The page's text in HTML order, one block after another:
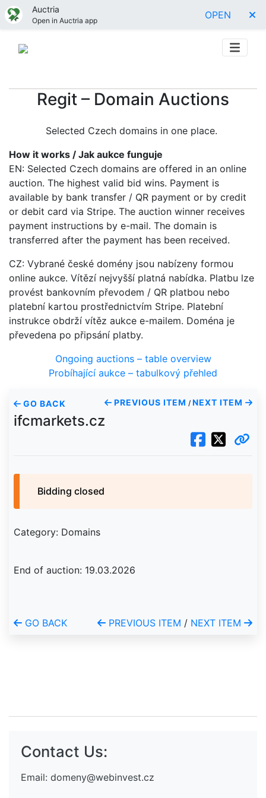
Auctria
Open in Auctria app OPEN
Regit – Domain Auctions
Selected Czech domains in one place.
How it works / Jak aukce funguje
EN: Selected Czech domains are offered in an online
auction. The highest valid bid wins. Payment is
available by bank transfer / QR payment or by credit
or debit card via Stripe. The auction winner receives
payment instructions by e-mail. The domain is
transferred after the payment has been received.
CZ: Vybrané české domény jsou nabízeny formou
online aukce. Vítězí nejvyšší platná nabídka. Platbu lze
provést bankovním převodem / QR platbou nebo
platební kartou prostřednictvím Stripe. Platební
instrukce obdrží vítěz aukce e-mailem. Doména je
převedena po připsání platby.
Ongoing auctions – table overview
Probíhající aukce – tabulkový přehled
GO BACK PREVIOUS ITEM / NEXT ITEM
ifcmarkets.cz
Bidding closed
Category: Domains
End of auction: 19.03.2026
GO BACK PREVIOUS ITEM / NEXT ITEM
Contact Us:
Email: domeny@webinvest.cz